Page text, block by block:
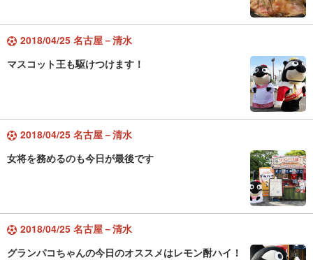
2018/04/25 名古屋－清水
マスコット王も駆けつけます！
2018/04/25 名古屋－清水
女将を務めるのも今日が最後です
2018/04/25 名古屋－清水
グランパコちゃんの今日のオススメはレモン酎ハイ！